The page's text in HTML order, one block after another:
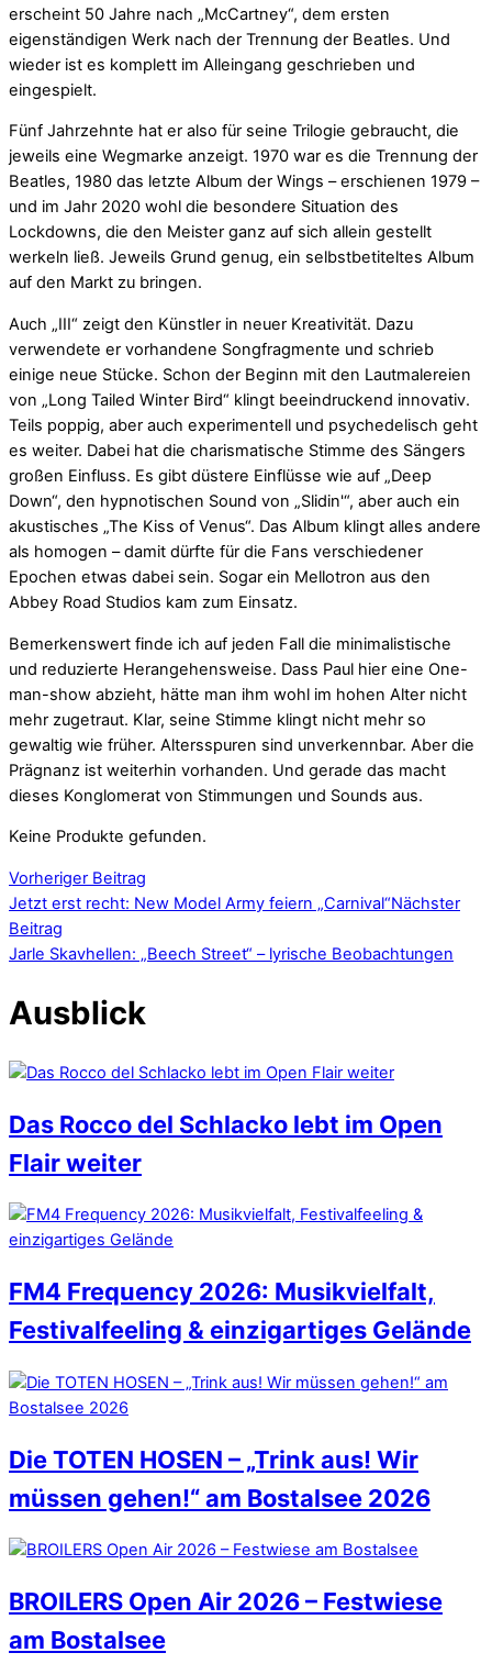
erscheint 50 Jahre nach „McCartney“, dem ersten
eigenständigen Werk nach der Trennung der Beatles. Und
wieder ist es komplett im Alleingang geschrieben und
eingespielt.
Fünf Jahrzehnte hat er also für seine Trilogie gebraucht, die
jeweils eine Wegmarke anzeigt. 1970 war es die Trennung der
Beatles, 1980 das letzte Album der Wings – erschienen 1979 –
und im Jahr 2020 wohl die besondere Situation des
Lockdowns, die den Meister ganz auf sich allein gestellt
werkeln ließ. Jeweils Grund genug, ein selbstbetiteltes Album
auf den Markt zu bringen.
Auch „III“ zeigt den Künstler in neuer Kreativität. Dazu
verwendete er vorhandene Songfragmente und schrieb
einige neue Stücke. Schon der Beginn mit den Lautmalereien
von „Long Tailed Winter Bird“ klingt beeindruckend innovativ.
Teils poppig, aber auch experimentell und psychedelisch geht
es weiter. Dabei hat die charismatische Stimme des Sängers
großen Einfluss. Es gibt düstere Einflüsse wie auf „Deep
Down“, den hypnotischen Sound von „Slidin'“, aber auch ein
akustisches „The Kiss of Venus“. Das Album klingt alles andere
als homogen – damit dürfte für die Fans verschiedener
Epochen etwas dabei sein. Sogar ein Mellotron aus den
Abbey Road Studios kam zum Einsatz.
Bemerkenswert finde ich auf jeden Fall die minimalistische
und reduzierte Herangehensweise. Dass Paul hier eine One-
man-show abzieht, hätte man ihm wohl im hohen Alter nicht
mehr zugetraut. Klar, seine Stimme klingt nicht mehr so
gewaltig wie früher. Altersspuren sind unverkennbar. Aber die
Prägnanz ist weiterhin vorhanden. Und gerade das macht
dieses Konglomerat von Stimmungen und Sounds aus.
Keine Produkte gefunden.
Vorheriger Beitrag
Jetzt erst recht: New Model Army feiern „Carnival“Nächster
Beitrag
Jarle Skavhellen: „Beech Street“ – lyrische Beobachtungen
Ausblick
Das Rocco del Schlacko lebt im Open
Flair weiter
FM4 Frequency 2026: Musikvielfalt,
Festivalfeeling & einzigartiges Gelände
Die TOTEN HOSEN – „Trink aus! Wir
müssen gehen!“ am Bostalsee 2026
BROILERS Open Air 2026 – Festwiese
am Bostalsee